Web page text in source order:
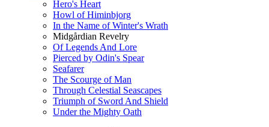
Hero's Heart
Howl of Himinbjorg
In the Name of Winter's Wrath
Midgårdian Revelry
Of Legends And Lore
Pierced by Odin's Spear
Seafarer
The Scourge of Man
Through Celestial Seascapes
Triumph of Sword And Shield
Under the Mighty Oath